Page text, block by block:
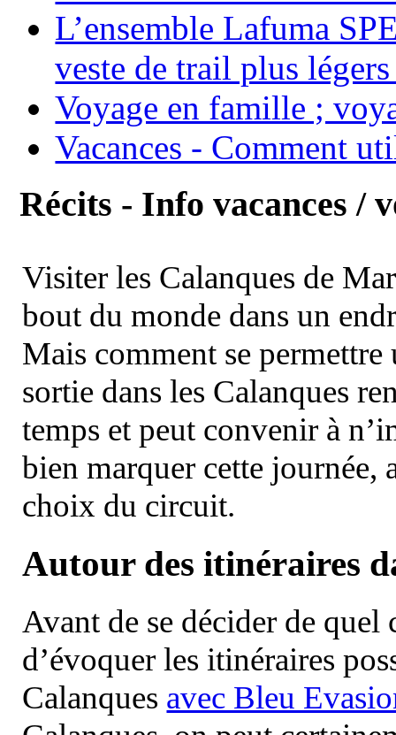
L’ensemble Lafuma
veste de trail plus
Voyage en famille ;
Vacances - Comment
Récits - Info vacances /
Visiter les Calanques de
bout du monde dans un
Mais comment se permettre
sortie dans les Calanques
temps et peut convenir à
bien marquer cette journée,
choix du circuit.
Autour des itinéraires
Avant de se décider de
d’évoquer les itinéraires
Calanques avec Bleu